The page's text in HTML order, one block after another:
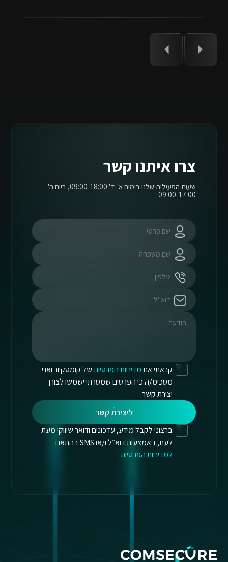
צרו איתנו קשר
שעות הפעילות שלנו בימים א'-ד' 09:00-18:00, ביום ה'
09:00-17:00
קראתי אתמדיניות הפרטיותשל קומסקיור ואני
מסכימ/ה כי הפרטים שמסרתי ישמשו לצורך
יצירת קשר.
ליצירת קשר
ברצוני לקבל מידע, עדכונים ודואר שיווקי מעת
לעת, באמצעות דוא״ל ו/או SMS בהתאם
למדיניות הפרטיות